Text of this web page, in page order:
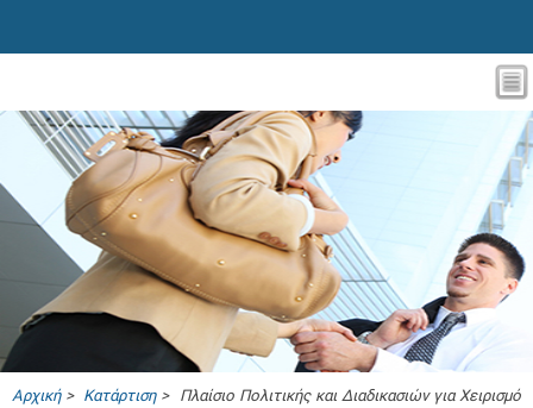
Αρχική> Κατάρτιση> Πλαίσιο Πολιτικής και Διαδικασιών για Χειρισμό